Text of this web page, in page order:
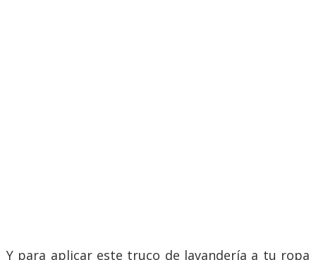
Y para aplicar este truco de lavandería a tu ropa